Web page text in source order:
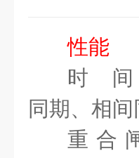
性能
时 间
同期、相间
重 合